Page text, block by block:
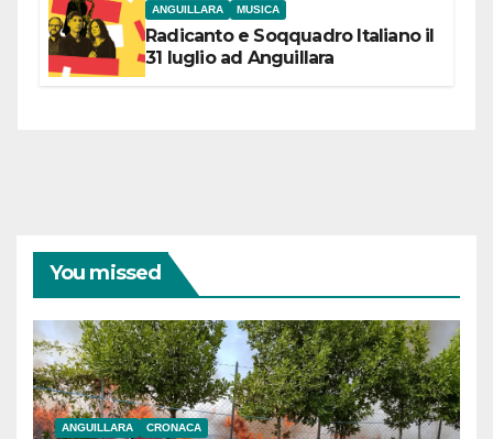
ANGUILLARA MUSICA
Radicanto e Soqquadro Italiano il
31 luglio ad Anguillara
You missed
ANGUILLARA CRONACA